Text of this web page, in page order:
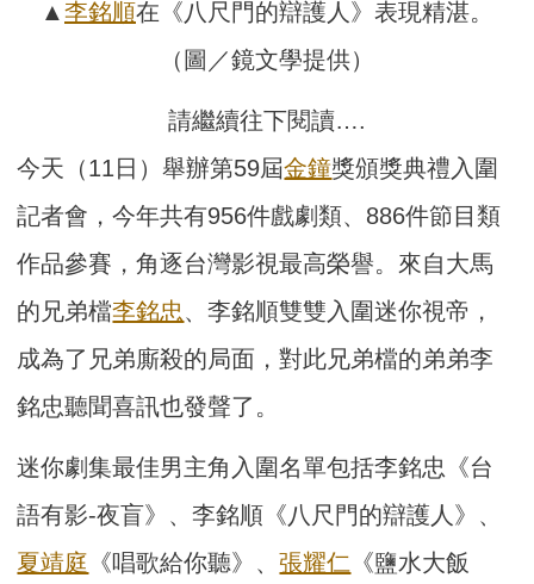
▲ 李銘順在《八尺門的辯護人》表現精湛。
（圖／鏡文學提供）
請繼續往下閱讀….
今天（11日）舉辦第59屆金鐘獎頒獎典禮入圍
記者會，今年共有956件戲劇類、886件節目類
作品參賽，角逐台灣影視最高榮譽。來自大馬
的兄弟檔李銘忠、李銘順雙雙入圍迷你視帝，
成為了兄弟廝殺的局面，對此兄弟檔的弟弟李
銘忠聽聞喜訊也發聲了。
迷你劇集最佳男主角入圍名單包括李銘忠《台
語有影-夜盲》、李銘順《八尺門的辯護人》、
夏靖庭 《唱歌給你聽》、張耀仁 《鹽水大飯